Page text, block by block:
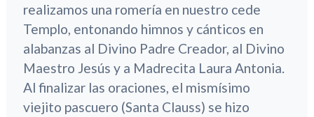
realizamos una romería en nuestro cede
Templo, entonando himnos y cánticos en
alabanzas al Divino Padre Creador, al Divino
Maestro Jesús y a Madrecita Laura Antonia.
Al finalizar las oraciones, el mismísimo
viejito pascuero (Santa Clauss) se hizo